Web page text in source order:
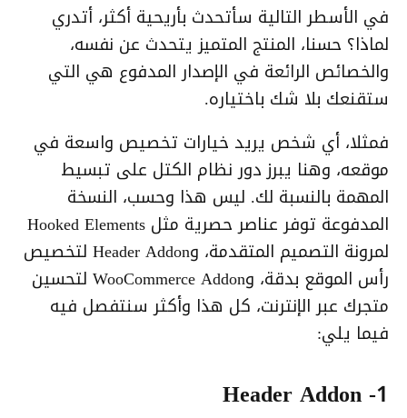
في الأسطر التالية سأتحدث بأريحية أكثر، أتدري
لماذا؟ حسنا، المنتج المتميز يتحدث عن نفسه،
والخصائص الرائعة في الإصدار المدفوع هي التي
ستقنعك بلا شك باختياره.
فمثلا، أي شخص يريد خيارات تخصيص واسعة في
موقعه، وهنا يبرز دور نظام الكتل على تبسيط
المهمة بالنسبة لك. ليس هذا وحسب، النسخة
المدفوعة توفر عناصر حصرية مثل Hooked Elements
لمرونة التصميم المتقدمة، وHeader Addon لتخصيص
رأس الموقع بدقة، وWooCommerce Addon لتحسين
متجرك عبر الإنترنت، كل هذا وأكثر سنتفصل فيه
فيما يلي:
1- Header Addon